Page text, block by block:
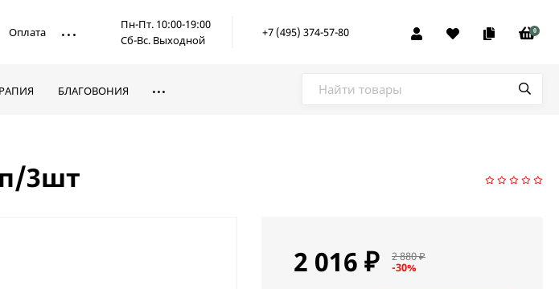
Оплата
Пн-Пт. 10:00-19:00
Сб-Вс. Выходной
+7 (495) 374-57-80 0
БЛАГОВОНИЯ
3шт
2 016 ₽ 2 880₽
-30%